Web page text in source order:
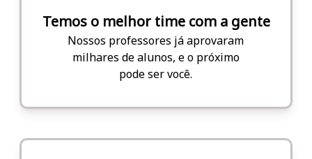
Temos o melhor time com a gente
Nossos professores já aprovaram
milhares de alunos, e o próximo
pode ser você.